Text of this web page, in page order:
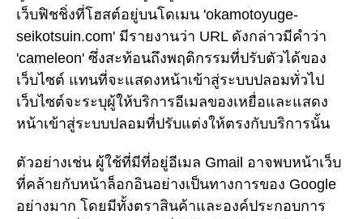
เว็บฟิชชิ่งที่โฮสต์อยู่บนโดเมน 'okamotoyuge-
seikotsuin.com' มีรายงานว่า URL ดังกล่าวมีคำว่า
'cameleon' ซึ่งสะท้อนถึงพฤติกรรมที่ปรับตัวได้ของ
เว็บไซต์ แทนที่จะแสดงหน้าเข้าสู่ระบบปลอมทั่วไป
เว็บไซต์จะระบุผู้ให้บริการอีเมลของเหยื่อและแสดง
หน้าเข้าสู่ระบบปลอมที่ปรับแต่งให้ตรงกับบริการนั้น
ตัวอย่างเช่น ผู้ใช้ที่มีที่อยู่อีเมล Gmail อาจพบหน้าเว็บ
ที่คล้ายกับหน้าล็อกอินอย่างเป็นทางการของ Google
อย่างมาก โดยมีทั้งตราสินค้าและองค์ประกอบการ